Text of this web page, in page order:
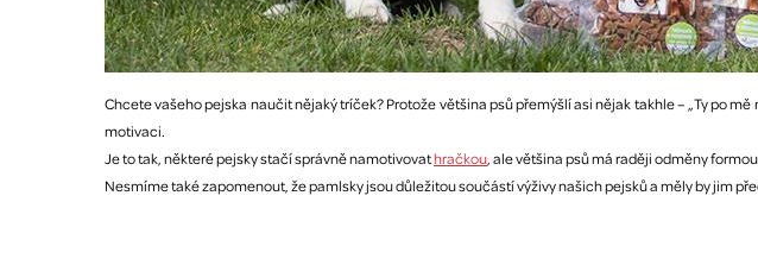
Chcete vašeho pejska naučit nějaký tríček? Protože většina psů přemýšlí asi nějak takhle – „Ty po
motivaci.
Je to tak, některé pejsky stačí správně namotivovathračkou , ale většina psů má raději odměny formou
Nesmíme také zapomenout, že pamlsky jsou důležitou součástí výživy našich pejsků a měly by jim